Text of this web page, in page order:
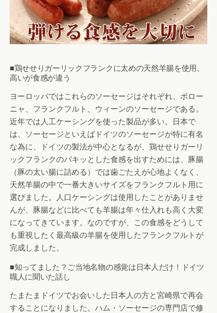
■鶏せせりガーリックフランクに太めの天然羊腸を使用。
高いが食感が違う
ヨーロッパではこれらのソーセージはそれぞれ、ボロー
ニャ、フランクフルト、ウィーンのソーセージである。
近年では人工ケーシングを使った製品が多い。日本で
は、ソーセージといえばドイツのソーセージが特に有名
な為に、ドイツの製法が中心となるが、鶏せせりガーリ
ックフランクのパキッとした食感を出すためには、豚腸
（豚の太い腸に詰める）では歯ごたえが心地よくなく、
天然羊腸の中で一番大きいサイズをフランクフルト用に
選びました。人口ケーシングは使用したことがありませ
んが、豚腸などに比べても羊腸は年々仕入れも高く大変
になってきています。なのですが、この食感をどうして
も重視したく最高級の羊腸を使用したフランクフルトが
完成しました。
■知ってました？ご当地名物の感覚は日本人だけ！ドイツ
職人に聞いた話し
たまたまドイツでお会いした日本人の方と宮崎県で再会
することになりました。ハム・ソーセージの専門店で修